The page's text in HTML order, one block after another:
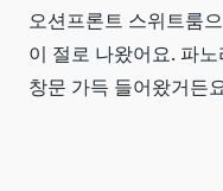
오션프론트 스위트룸
이 절로 나왔어요. 파
창문 가득 들어왔거든